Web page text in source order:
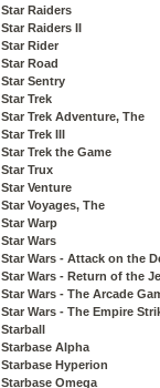
Star Raiders
Star Raiders II
Star Rider
Star Road
Star Sentry
Star Trek
Star Trek Adventure, The
Star Trek III
Star Trek the Game
Star Trux
Star Venture
Star Voyages, The
Star Warp
Star Wars
Star Wars - Attack on the
Star Wars - Return of the
Star Wars - The Arcade
Star Wars - The Empire
Starball
Starbase Alpha
Starbase Hyperion
Starbase Omega